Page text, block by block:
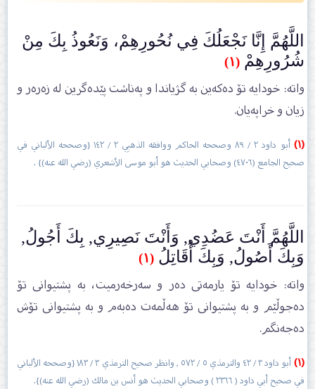
اللَّهُمَّ إِنَّا نَجْعَلُكَ فِي نُحُورِهِمْ، وَنَعُوذُ بِكَ مِنْ
شُرُورِهِمْ(١)
واتە: خودایە تۆ دەکەین بە گژیاندا و پەناشت پێدەگرین لە زەرەر و
زیان و خراپەیان.
(١)
أبو داود ٢ / ٨٩ وصححه الحاكم ووافقه الذهبِي ٢ / ١٤٢ {وصححه الألباني في
صحيح الجامع (٤٧٠٦) وصحابي الحديث هو أبو موسى الأشعري (رضي الله عنه)} .
اللَّهُمَّ أَنْتَ عَضُدِي, وَأَنْتَ نَصِيرِي, بِكَ أَجُولُ,
وَبِكَ أَصُولُ, وَبِكَ أُقَاتِلُ(١)
واتە: خودایە تۆ یارمەتی دەر و سەرخەرمیت، بە پشتیوانی تۆ
دەجوڵێم و بە پشتیوانی تۆ ھەڵمەت دەبەم و بە پشتیوانی تۆش
دەجەنگم.
(١)
أبو داود ٣ / ٤٢ والترمذي ٥ / ٥٧٢ , وانظر صحيح الترمذي ٣ / ١٨٣ {وصححه الألباني
في صحيح أبي داود ( ٢٣٦٦ ) وصحابي الحديث هو أنس بن مالك (رضي الله عنه)}.